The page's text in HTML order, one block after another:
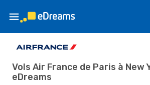
Vols Air France de Paris à New
eDreams